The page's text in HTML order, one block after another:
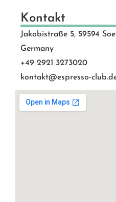
Kontakt
Jakobistraße 5, 59594
Germany
+49 2921 3273020
kontakt@espresso-